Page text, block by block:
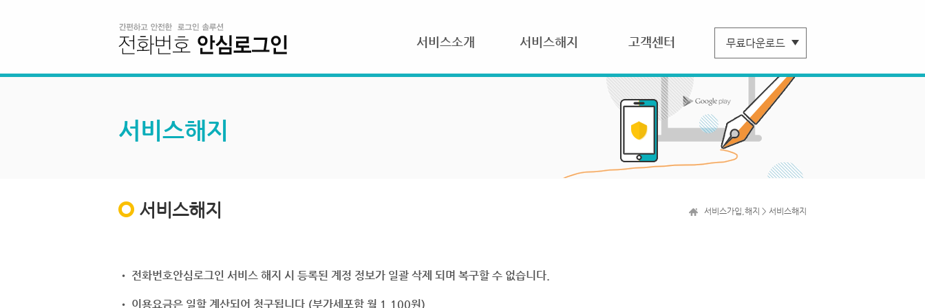
서비스소개 서비스해지 고객센터
서비스해지
서비스해지 서비스가입,해지 > 서비스해지
• 전화번호안심로그인 서비스 해지 시 등록된 계정 정보가 일괄 삭제 되며 복구할 수 없습니다.
• 이용요금은 일할 계산되어 청구됩니다.(부가세포함 월 1,100원)